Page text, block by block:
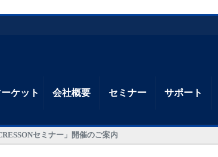
ケット 会社概要 セミナー サポート
セミナー」開催のご案内